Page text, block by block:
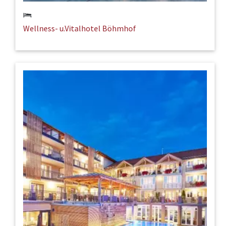
Wellness- u.Vitalhotel Böhmhof